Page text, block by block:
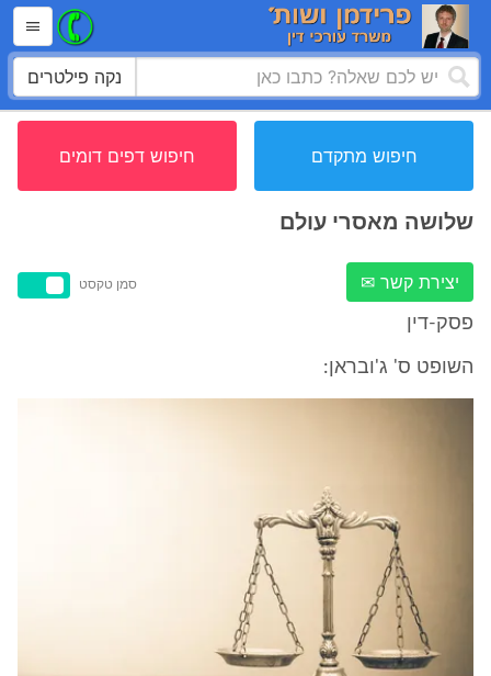
נקה פילטרים
חיפוש מתקדם חיפוש דפים דומים
שלושה מאסרי עולם
יצירת קשר ✉ סמן טקסט
פסק-דין
השופט ס' ג'ובראן: